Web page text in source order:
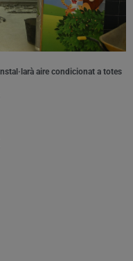
aire condicionat a totes